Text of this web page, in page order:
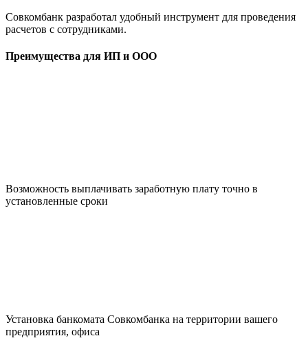
Совкомбанк разработал удобный инструмент для проведения
расчетов с сотрудниками.
Преимущества для ИП и ООО
Возможность выплачивать заработную плату точно в
установленные сроки
Установка банкомата Совкомбанка на территории вашего
предприятия, офиса